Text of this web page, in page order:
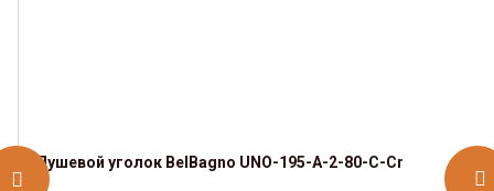
Душевой уголок BelBagno UNO-195-A-2-80-C-Cr